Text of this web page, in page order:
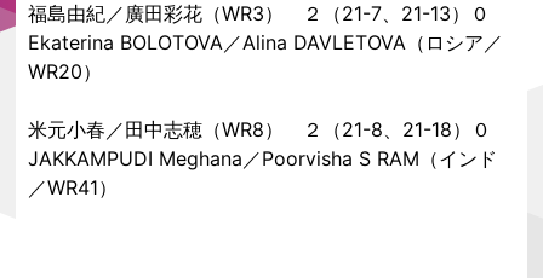
福島由紀／廣田彩花（WR3） ２（21-7、21-13）０
Ekaterina BOLOTOVA／Alina DAVLETOVA（ロシア／
WR20）
米元小春／田中志穂（WR8） ２（21-8、21-18）０
JAKKAMPUDI Meghana／Poorvisha S RAM（インド
／WR41）